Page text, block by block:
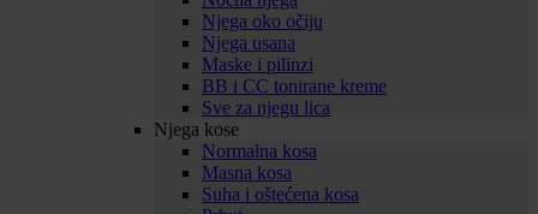
Njega oko očiju
Njega usana
Maske i pilinzi
BB i CC tonirane kreme
Sve za njegu lica
Njega kose
Normalna kosa
Masna kosa
Suha i oštećena kosa